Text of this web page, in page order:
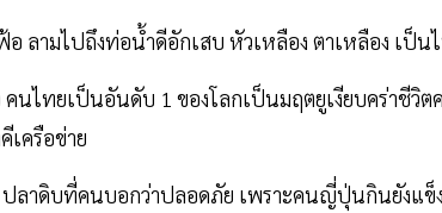
อ ลามไปถึงท่อน้ำดีอักเสบ หัวเหลือง ตาเหลือง เป็
ไทยเป็นอันดับ 1 ของโลกเป็นมฤตยูเงียบคร่าชีวิต
เครือข่าย
ลาดิบที่คนบอกว่าปลอดภัย เพราะคนญี่ปุ่นกินยังแข็